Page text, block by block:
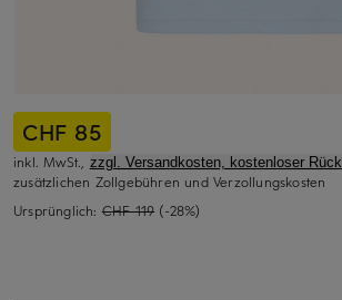
CHF 85
inkl. MwSt., zzgl. Versandkosten, kostenloser
zusätzlichen Zollgebühren und Verzollungskosten
Ursprünglich: CHF 119 (-28%)